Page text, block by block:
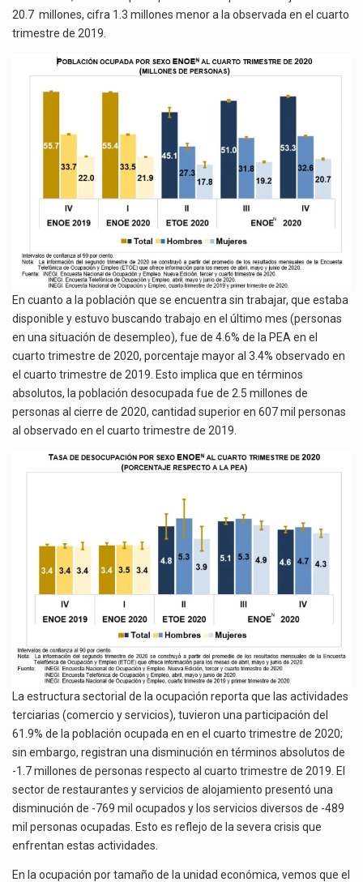
20.7 millones, cifra 1.3 millones menor a la observada en el cuarto
trimestre de 2019.
En cuanto a la población que se encuentra sin trabajar, que estaba
disponible y estuvo buscando trabajo en el último mes (personas
en una situación de desempleo), fue de 4.6% de la PEA en el
cuarto trimestre de 2020, porcentaje mayor al 3.4% observado en
el cuarto trimestre de 2019. Esto implica que en términos
absolutos, la población desocupada fue de 2.5 millones de
personas al cierre de 2020, cantidad superior en 607 mil personas
al observado en el cuarto trimestre de 2019.
La estructura sectorial de la ocupación reporta que las actividades
terciarias (comercio y servicios), tuvieron una participación del
61.9% de la población ocupada en en el cuarto trimestre de 2020;
sin embargo, registran una disminución en términos absolutos de
-1.7 millones de personas respecto al cuarto trimestre de 2019. El
sector de restaurantes y servicios de alojamiento presentó una
disminución de -769 mil ocupados y los servicios diversos de -489
mil personas ocupadas. Esto es reflejo de la severa crisis que
enfrentan estas actividades.
En la ocupación por tamaño de la unidad económica, vemos que el